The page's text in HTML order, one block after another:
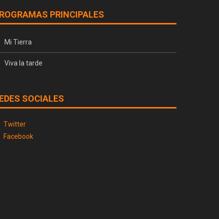
PRINCIPALES
Mi Tierra
Viva la tarde
SOCIALES
Twitter
Facebook